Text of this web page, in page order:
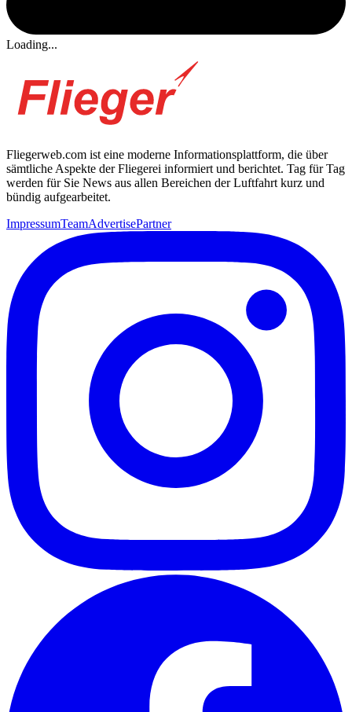
Loading...
Fliegerweb.com ist eine moderne Informationsplattform, die über
sämtliche Aspekte der Fliegerei informiert und berichtet. Tag für Tag
werden für Sie News aus allen Bereichen der Luftfahrt kurz und
bündig aufgearbeitet.
ImpressumTeamAdvertisePartner